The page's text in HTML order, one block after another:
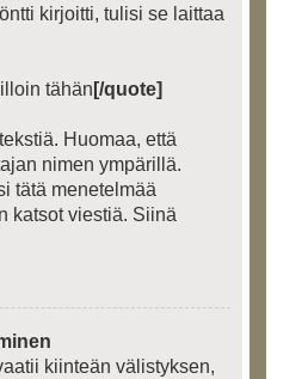
kirjoitti, tulisi se laittaa
tähän [/quote]
Huomaa, että
nimen ympärillä.
tätä menetelmää
katsot viestiä. Siinä
kiinteän välistyksen,